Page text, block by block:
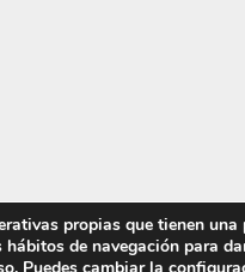
propias que tienen
hábitos de navegación para